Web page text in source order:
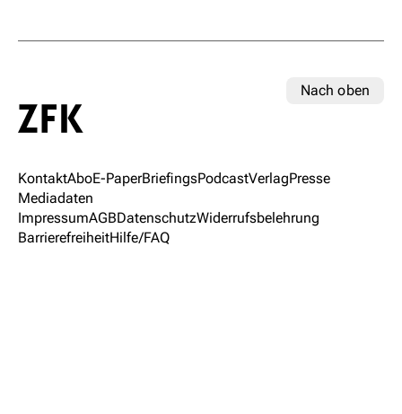
Nach oben
KontaktAboE-PaperBriefingsPodcastVerlagPresse
Mediadaten
ImpressumAGBDatenschutzWiderrufsbelehrung
BarrierefreiheitHilfe/FAQ